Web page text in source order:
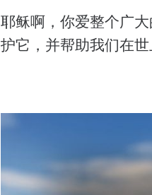
耶稣啊，你爱整个广
护它，并帮助我们在世